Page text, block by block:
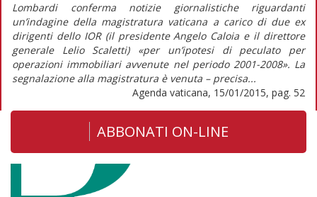
Lombardi conferma notizie giornalistiche riguardanti
un’indagine della magistratura vaticana a carico di due ex
dirigenti dello IOR (il presidente Angelo Caloia e il direttore
generale Lelio Scaletti) «per un’ipotesi di peculato per
operazioni immobiliari avvenute nel periodo 2001-2008». La
segnalazione alla magistratura è venuta – precisa...
Agenda vaticana, 15/01/2015, pag. 52
ABBONATI ON-LINE